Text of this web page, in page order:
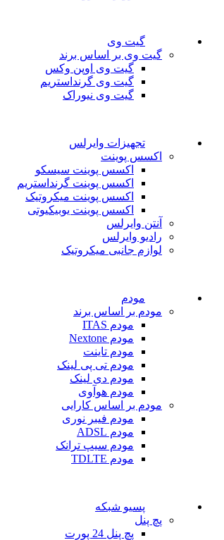
گیت وی
گیت وی بر اساس برند
گیت وی اوپن وکس
گیت وی گرنداستریم
گیت وی نیوراک
تجهیزات وایرلس
اکسس پوینت
اکسس پوینت سیسکو
اکسس پوینت گرنداستریم
اکسس پوینت میکروتیک
اکسس پوینت یوبیکیوتی
آنتن وایرلس
رادیو وایرلس
لوازم جانبی میکروتیک
مودم
مودم بر اساس برند
مودم ITAS
مودم Nextone
مودم تاینت
مودم تی پی لینک
مودم دی لینک
مودم هوآوی
مودم بر اساس کارایی
مودم فیبر نوری
مودم ADSL
مودم سیپ ترانک
مودم TDLTE
پسیو شبکه
پچ پنل
پچ پنل 24 پورت